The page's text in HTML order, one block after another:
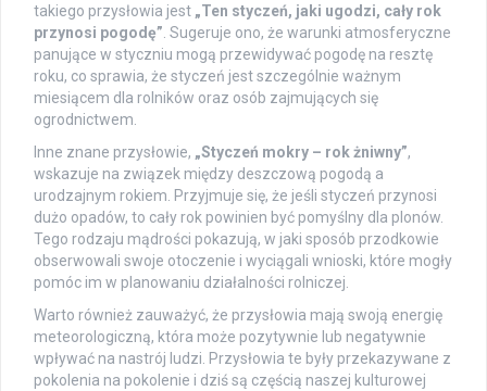
takiego przysłowia jest „Ten styczeń, jaki ugodzi, cały rok
przynosi pogodę” . Sugeruje ono, że warunki atmosferyczne
panujące w styczniu mogą przewidywać pogodę na resztę
roku, co sprawia, że styczeń jest szczególnie ważnym
miesiącem dla rolników oraz osób zajmujących się
ogrodnictwem.
Inne znane przysłowie, „Styczeń mokry – rok żniwny”,
wskazuje na związek między deszczową pogodą a
urodzajnym rokiem. Przyjmuje się, że jeśli styczeń przynosi
dużo opadów, to cały rok powinien być pomyślny dla plonów.
Tego rodzaju mądrości pokazują, w jaki sposób przodkowie
obserwowali swoje otoczenie i wyciągali wnioski, które mogły
pomóc im w planowaniu działalności rolniczej.
Warto również zauważyć, że przysłowia mają swoją energię
meteorologiczną, która może pozytywnie lub negatywnie
wpływać na nastrój ludzi. Przysłowia te były przekazywane z
pokolenia na pokolenie i dziś są częścią naszej kulturowej